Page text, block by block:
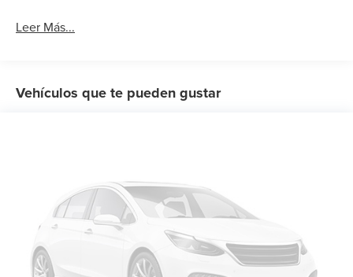
Leer Más...
Vehículos que te pueden gustar